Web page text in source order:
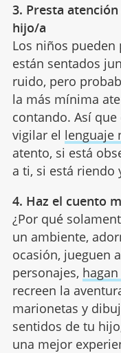
3. Presta
hijo/a
Los niños
están sentados
ruido, pero
la más mínima
contando. Así
vigilar el lenguaje
atento, si está
a ti, si está riendo
4. Haz el cuento
¿Por qué
un ambiente,
ocasión, jueguen
personajes,
recreen la
marionetas y
sentidos de tu
una mejor